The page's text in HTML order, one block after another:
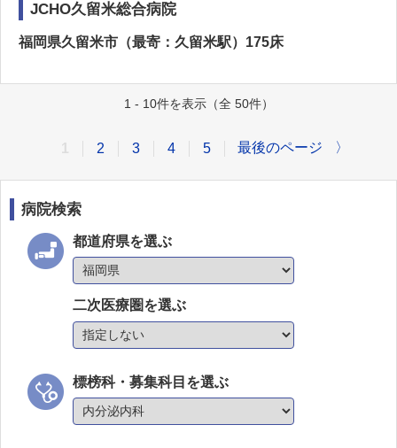
JCHO久留米総合病院
福岡県久留米市（最寄：久留米駅）175床
1 - 10件を表示（全 50件）
2 3 4 5 最後のページ 〉
病院検索
都道府県を選ぶ
二次医療圏を選ぶ
標榜科・募集科目を選ぶ